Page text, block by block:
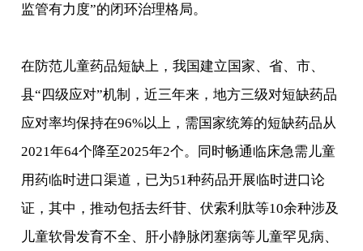
监管有力度”的闭环治理格局。
在防范儿童药品短缺上，我国建立国家、省、市、
县“四级应对”机制，近三年来，地方三级对短缺药品
应对率均保持在96%以上，需国家统筹的短缺药品从
2021年64个降至2025年2个。同时畅通临床急需儿童
用药临时进口渠道，已为51种药品开展临时进口论
证，其中，推动包括去纤苷、伏索利肽等10余种涉及
儿童软骨发育不全、肝小静脉闭塞病等儿童罕见病、